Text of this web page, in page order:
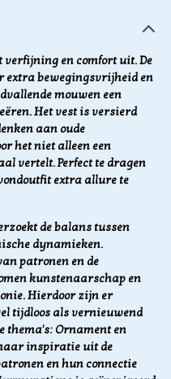
verfijning en comfort uit. De
extra bewegingsvrijheid en
mouwen een
Het vest is versierd
aan oude
het niet alleen een
vertelt. Perfect te dragen
extra allure te
de balans tussen
dynamieken.
patronen en de
kunstenaarschap en
Hierdoor zijn er
tijdloos als vernieuwend
thema's: Ornament en
inspiratie uit de
en hun connectie